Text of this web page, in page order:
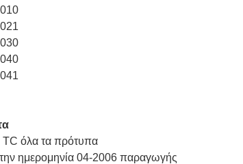
όλα τα πρότυπα
ημερομηνία 04-2006 παραγωγής